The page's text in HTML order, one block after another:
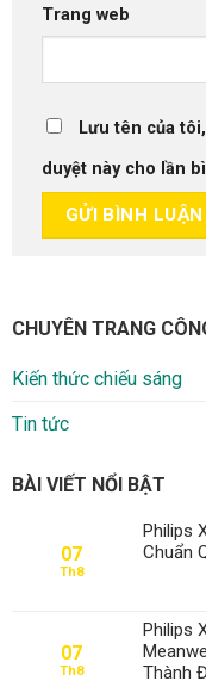
Trang web
Lưu tên của
duyệt này cho lần
CHUYÊN TRANG
Kiến thức chiếu sáng
Tin tức
BÀI VIẾT NỔI BẬT
07
Th8
Philips
Chuẩn
07
Th8
Philips
Thành